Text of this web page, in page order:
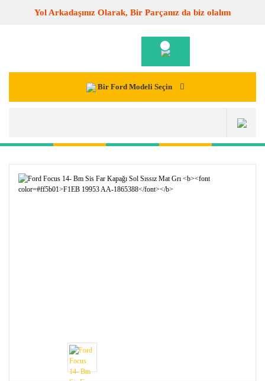
Yol Arkadaşınız Olarak, Bir Parçanız da biz olalım
Bir Ford Modeli Seçin